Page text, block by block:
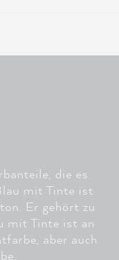
die es
mit Tinte ist
Er gehört zu
mit Tinte ist an
aber auch